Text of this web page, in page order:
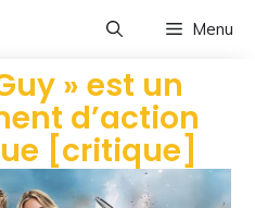
Menu
» est un
d’action
[critique]